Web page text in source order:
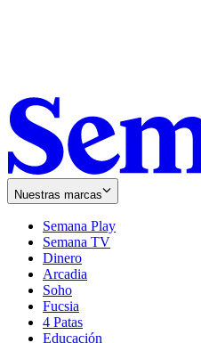
Nuestras marcas
Semana Play
Semana TV
Dinero
Arcadia
Soho
in
new
window
Fucsia
in
new
4 Patas
Educación